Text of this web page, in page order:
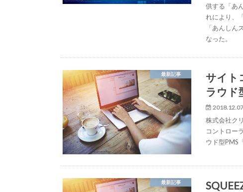
供する「あ
れにより、
「あんしん
なった。
最新記事
サイト
ラウド
2018.12.07
株式会社ク
コントロー
ウド型PMS
最新記事